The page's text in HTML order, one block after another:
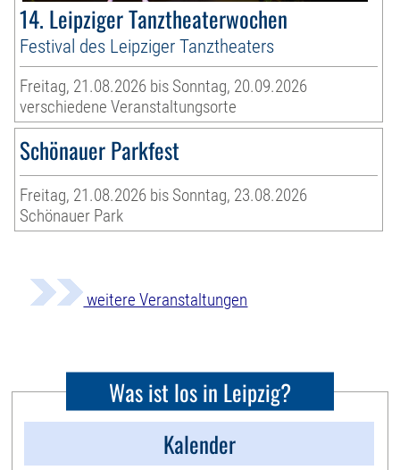
14. Leipziger Tanztheaterwochen
Festival des Leipziger Tanztheaters
Freitag, 21.08.2026 bis Sonntag, 20.09.2026
verschiedene Veranstaltungsorte
Schönauer Parkfest
Freitag, 21.08.2026 bis Sonntag, 23.08.2026
Schönauer Park
weitere Veranstaltungen
Was ist los in Leipzig?
Kalender